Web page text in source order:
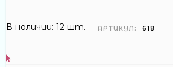
В наличии: 12 шт. АРТИКУЛ: 618